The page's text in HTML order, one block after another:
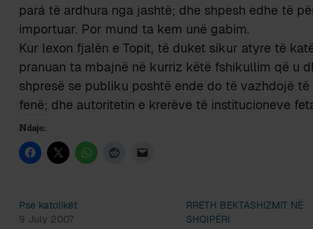
pará të ardhura nga jashtë; dhe shpesh edhe të
importuar. Por mund ta kem unë gabim.
Kur lexon fjalën e Topit, të duket sikur atyre të
pranuan ta mbajnë në kurriz këtë fshikullim që u
shpresë se publiku poshtë ende do të vazhdojë
fenë; dhe autoritetin e krerëve të institucioneve
Ndaje:
Pse katolikët
9 July 2007
RRETH BEKTASHIZMIT NË
SHQIPËRI